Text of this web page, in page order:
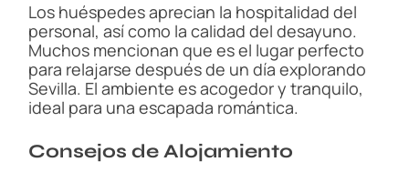
Los huéspedes aprecian la hospitalidad del
personal, así como la calidad del desayuno.
Muchos mencionan que es el lugar perfecto
para relajarse después de un día explorando
Sevilla. El ambiente es acogedor y tranquilo,
ideal para una escapada romántica.
Consejos de Alojamiento